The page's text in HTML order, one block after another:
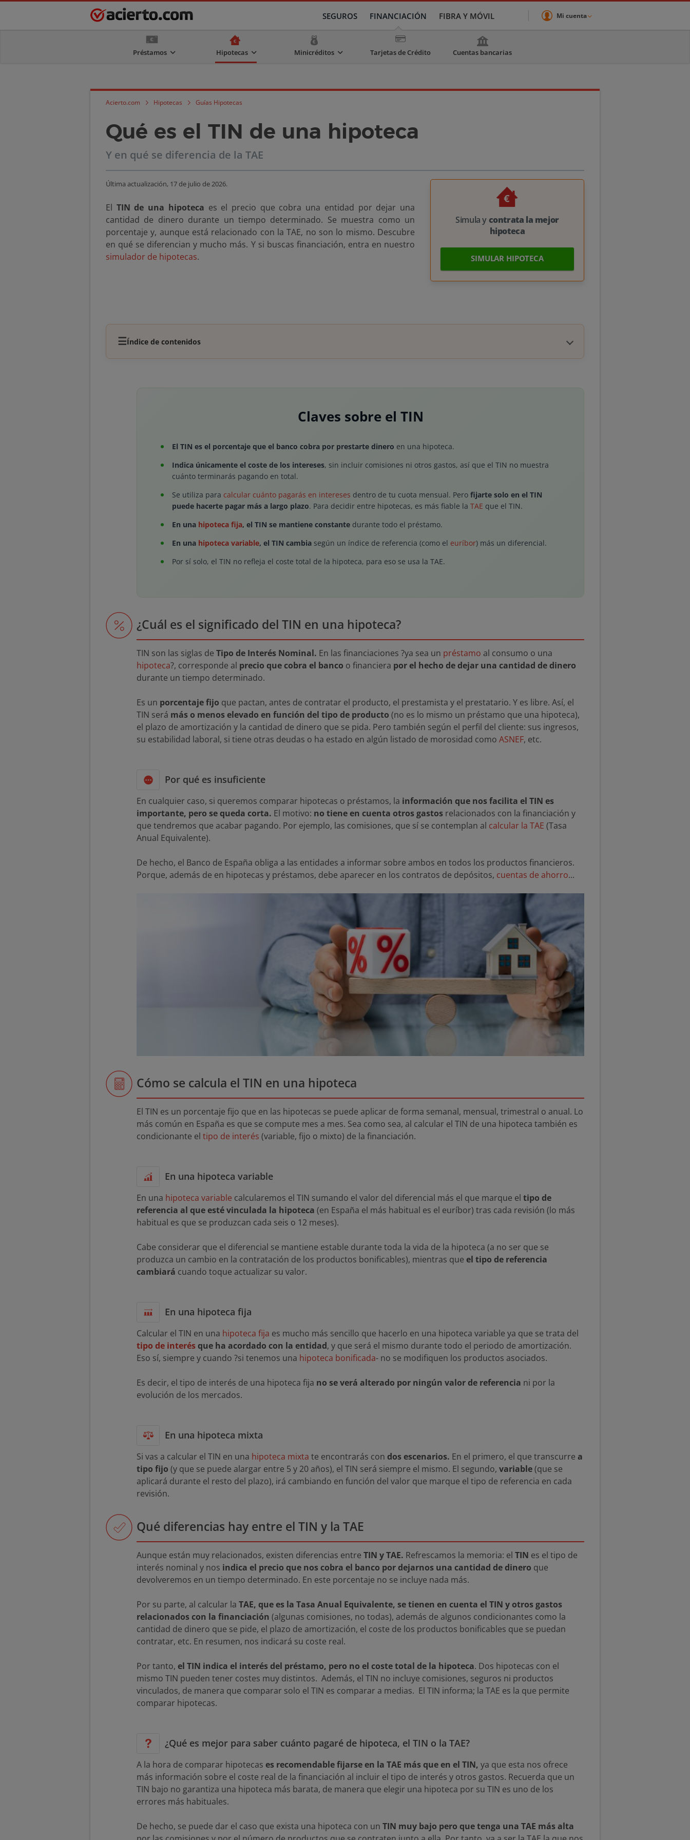
SEGUROS FINANCIACIÓN FIBRA Y MÓVIL Mi cuenta
Préstamos Hipotecas Minicréditos Tarjetas de Crédito Cuentas bancarias
Acierto.com Hipotecas Guías Hipotecas
Qué es el TIN de una hipoteca
Y en qué se diferencia de la TAE
Simula ycontrata la mejor
hipoteca
SIMULAR HIPOTECA
Última actualización, 17 de julio de 2026.
El TIN de una hipoteca es el precio que cobra una entidad por dejar una
cantidad de dinero durante un tiempo determinado. Se muestra como un
porcentaje y, aunque está relacionado con la TAE, no son lo mismo. Descubre
en qué se diferencian y mucho más. Y si buscas financiación, entra en nuestro
simulador de hipotecas.
☰Índice de contenidos
Claves sobre el TIN
El TIN es el porcentaje que el banco cobra por prestarte dinero en una hipoteca.
Indica únicamente el coste de los intereses, sin incluir comisiones ni otros gastos, así que el TIN no muestra
cuánto terminarás pagando en total.
Se utiliza para calcular cuánto pagarás en intereses dentro de tu cuota mensual. Pero fijarte solo en el TIN
puede hacerte pagar más a largo plazo. Para decidir entre hipotecas, es más fiable la TAE que el TIN.
En una hipoteca fija, el TIN se mantiene constante durante todo el préstamo.
En una hipoteca variable, el TIN cambia según un índice de referencia (como el euríbor) más un diferencial.
Por sí solo, el TIN no refleja el coste total de la hipoteca, para eso se usa la TAE.
¿Cuál es el significado del TIN en una hipoteca?
TIN son las siglas de Tipo de Interés Nominal. En las financiaciones ?ya sea un préstamo al consumo o una
hipoteca?, corresponde al precio que cobra el banco o financiera por el hecho de dejar una cantidad de dinero
durante un tiempo determinado.
Es un porcentaje fijo que pactan, antes de contratar el producto, el prestamista y el prestatario. Y es libre. Así, el
TIN será más o menos elevado en función del tipo de producto (no es lo mismo un préstamo que una hipoteca),
el plazo de amortización y la cantidad de dinero que se pida. Pero también según el perfil del cliente: sus ingresos,
su estabilidad laboral, si tiene otras deudas o ha estado en algún listado de morosidad como ASNEF, etc.
Por qué es insuficiente
En cualquier caso, si queremos comparar hipotecas o préstamos, la información que nos facilita el TIN es
importante, pero se queda corta. El motivo: no tiene en cuenta otros gastos relacionados con la financiación y
que tendremos que acabar pagando. Por ejemplo, las comisiones, que sí se contemplan al calcular la TAE (Tasa
Anual Equivalente).
De hecho, el Banco de España obliga a las entidades a informar sobre ambos en todos los productos financieros.
Porque, además de en hipotecas y préstamos, debe aparecer en los contratos de depósitos, cuentas de ahorro...
Cómo se calcula el TIN en una hipoteca
El TIN es un porcentaje fijo que en las hipotecas se puede aplicar de forma semanal, mensual, trimestral o anual. Lo
más común en España es que se compute mes a mes. Sea como sea, al calcular el TIN de una hipoteca también es
condicionante el tipo de interés (variable, fijo o mixto) de la financiación.
En una hipoteca variable
En una hipoteca variable calcularemos el TIN sumando el valor del diferencial más el que marque el tipo de
referencia al que esté vinculada la hipoteca (en España el más habitual es el euríbor) tras cada revisión (lo más
habitual es que se produzcan cada seis o 12 meses).
Cabe considerar que el diferencial se mantiene estable durante toda la vida de la hipoteca (a no ser que se
produzca un cambio en la contratación de los productos bonificables), mientras que el tipo de referencia
cambiará cuando toque actualizar su valor.
En una hipoteca fija
Calcular el TIN en una hipoteca fija es mucho más sencillo que hacerlo en una hipoteca variable ya que se trata del
tipo de interésque ha acordado con la entidad, y que será el mismo durante todo el periodo de amortización.
Eso sí, siempre y cuando ?si tenemos una hipoteca bonificada- no se modifiquen los productos asociados.
Es decir, el tipo de interés de una hipoteca fija no se verá alterado por ningún valor de referencia ni por la
evolución de los mercados.
En una hipoteca mixta
Si vas a calcular el TIN en una hipoteca mixta te encontrarás con dos escenarios. En el primero, el que transcurre a
tipo fijo (y que se puede alargar entre 5 y 20 años), el TIN será siempre el mismo. El segundo, variable(que se
aplicará durante el resto del plazo), irá cambiando en función del valor que marque el tipo de referencia en cada
revisión.
Qué diferencias hay entre el TIN y la TAE
Aunque están muy relacionados, existen diferencias entre TIN y TAE. Refrescamos la memoria: el TIN es el tipo de
interés nominal y nos indica el precio que nos cobra el banco por dejarnos una cantidad de dinero que
devolveremos en un tiempo determinado. En este porcentaje no se incluye nada más.
Por su parte, al calcular la TAE, que es la Tasa Anual Equivalente, se tienen en cuenta el TIN y otros gastos
relacionados con la financiación (algunas comisiones, no todas), además de algunos condicionantes como la
cantidad de dinero que se pide, el plazo de amortización, el coste de los productos bonificables que se puedan
contratar, etc. En resumen, nos indicará su coste real.
Por tanto, el TIN indica el interés del préstamo, pero no el coste total de la hipoteca. Dos hipotecas con el
mismo TIN pueden tener costes muy distintos. Además, el TIN no incluye comisiones, seguros ni productos
vinculados, de manera que comparar solo el TIN es comparar a medias. El TIN informa; la TAE es la que permite
comparar hipotecas.
¿Qué es mejor para saber cuánto pagaré de hipoteca, el TIN o la TAE?
A la hora de comparar hipotecas es recomendable fijarse en la TAE más que en el TIN, ya que esta nos ofrece
más información sobre el coste real de la financiación al incluir el tipo de interés y otros gastos. Recuerda que un
TIN bajo no garantiza una hipoteca más barata, de manera que elegir una hipoteca por su TIN es uno de los
errores más habituales.
De hecho, se puede dar el caso que exista una hipoteca con un TIN muy bajo pero que tenga una TAE más alta